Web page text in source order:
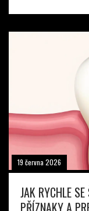
19 června 2026
JAK RYCHLE
PŘÍZNAKY A